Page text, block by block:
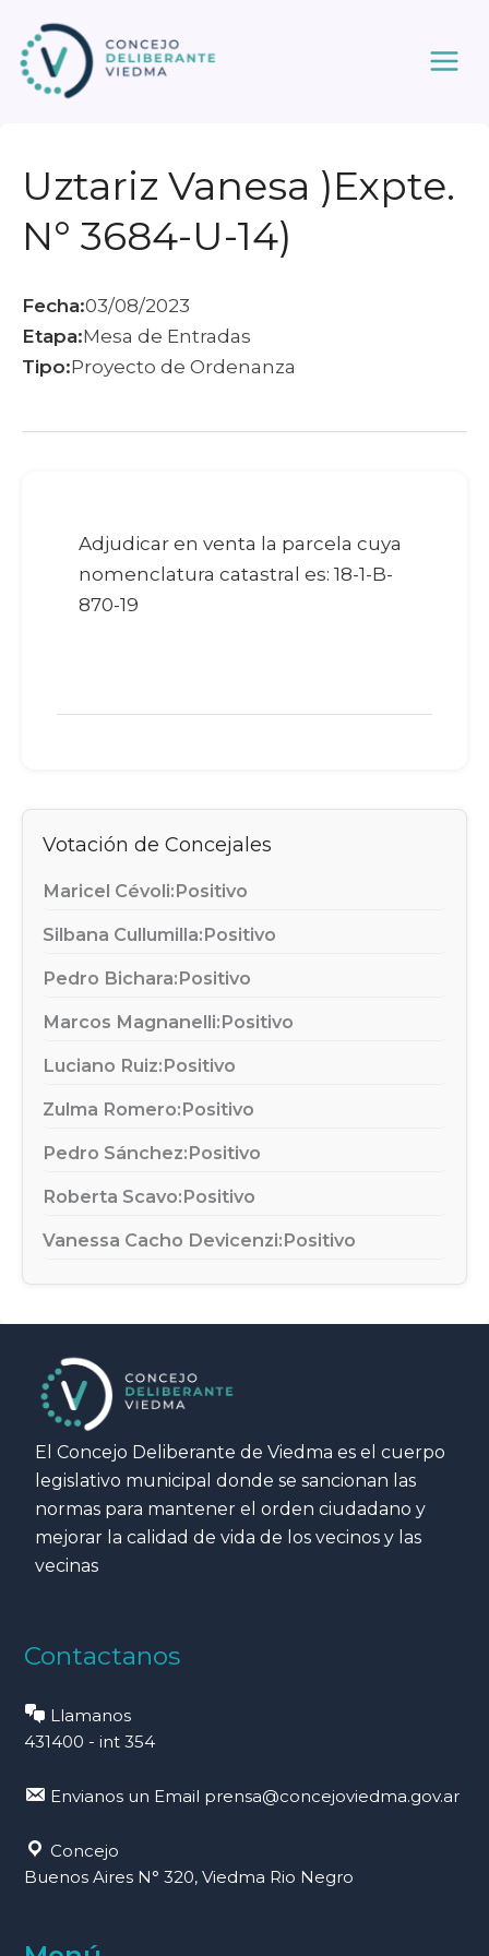
contenido
Uztariz Vanesa )Expte.
N° 3684-U-14)
Fecha:03/08/2023
Etapa:Mesa de Entradas
Tipo:Proyecto de Ordenanza
Adjudicar en venta la parcela cuya
nomenclatura catastral es: 18-1-B-
870-19
Votación de Concejales
Maricel Cévoli:Positivo
Silbana Cullumilla:Positivo
Pedro Bichara:Positivo
Marcos Magnanelli:Positivo
Luciano Ruiz:Positivo
Zulma Romero:Positivo
Pedro Sánchez:Positivo
Roberta Scavo:Positivo
Vanessa Cacho Devicenzi:Positivo
El Concejo Deliberante de Viedma es el cuerpo
legislativo municipal donde se sancionan las
normas para mantener el orden ciudadano y
mejorar la calidad de vida de los vecinos y las
vecinas
Contactanos
Llamanos
431400 - int 354
Envianos un Email prensa@concejoviedma.gov.ar
Concejo
Buenos Aires N° 320, Viedma Rio Negro